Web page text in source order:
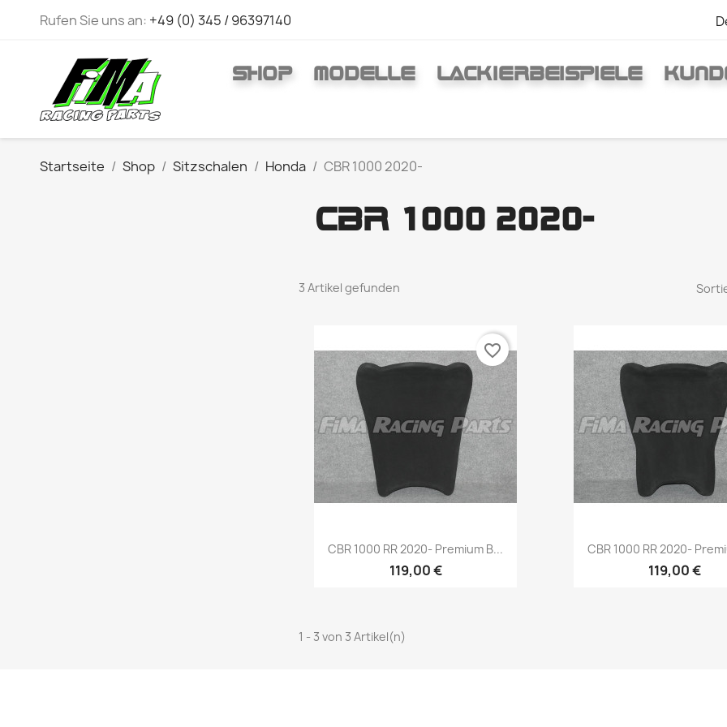
Rufen Sie uns an: +49 (0) 345 / 96397140
SHOP MODELLE LACKIERBEISPIELE
Startseite Shop Sitzschalen Honda CBR 1000 2020-
CBR 1000 2020-
3 Artikel gefunden
Vorschau
CBR 1000 RR 2020- Premium B...
119,00 €
favorite_border
Vorschau
CBR 1000 RR 2020-
119,00 €
1 - 3 von 3 Artikel(n)